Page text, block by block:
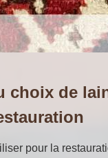
choix de
pour la